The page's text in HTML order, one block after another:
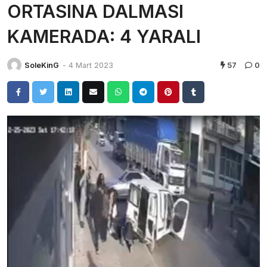
ORTASINA DALMASI
KAMERADA: 4 YARALI
SoleKinG - 4 Mart 2023 57 0